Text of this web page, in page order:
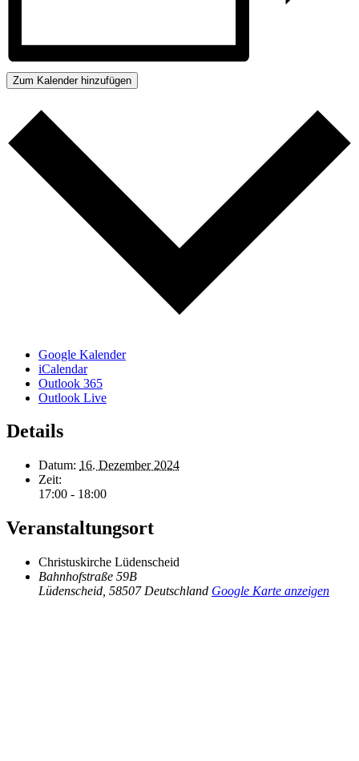
Zum Kalender hinzufügen
Google Kalender
iCalendar
Outlook 365
Outlook Live
Details
Datum: 16. Dezember 2024
Zeit:
17:00 - 18:00
Veranstaltungsort
Christuskirche Lüdenscheid
Bahnhofstraße 59B
Lüdenscheid 58507 Deutschland Google Karte anzeigen